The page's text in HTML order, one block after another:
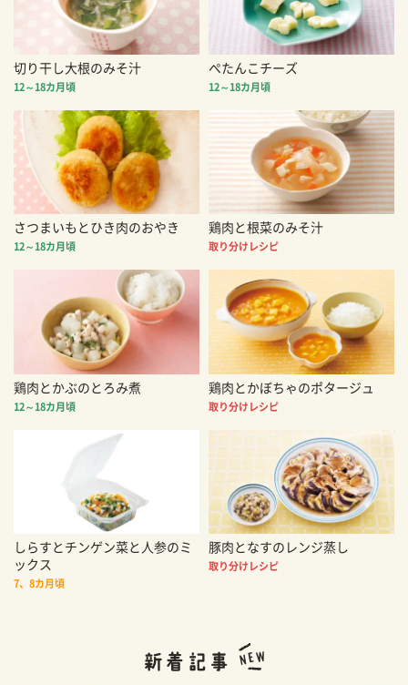
切り干し大根のみそ汁
12～18カ月頃
ぺたんこチーズ
12～18カ月頃
さつまいもとひき肉のおやき
12～18カ月頃
鶏肉と根菜のみそ汁
取り分けレシピ
鶏肉とかぶのとろみ煮
12～18カ月頃
鶏肉とかぼちゃのポタージュ
取り分けレシピ
しらすとチンゲン菜と人参のミ
ックス
7、8カ月頃
豚肉となすのレンジ蒸し
取り分けレシピ